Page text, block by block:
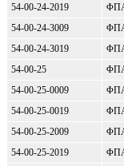
54-00-24-2019
54-00-24-3009
54-00-24-3019
54-00-25
54-00-25-0009
54-00-25-0019
54-00-25-2009
54-00-25-2019